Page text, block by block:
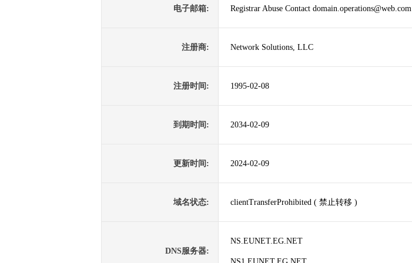
电子邮箱: Registrar Abuse Contact domain.operations@web.com
注册商: Network Solutions, LLC
注册时间: 1995-02-08
到期时间: 2034-02-09
更新时间: 2024-02-09
域名状态: clientTransferProhibited ( 禁止转移 )
DNS服务器:
NS.EUNET.EG.NET